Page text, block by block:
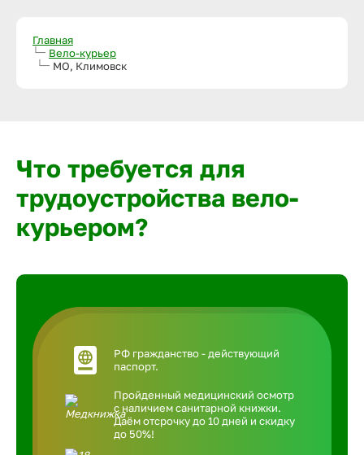
Главная
Вело-курьер
МО, Климовск
Что требуется для
трудоустройства вело-
курьером?
РФ гражданство - действующий
паспорт.
Пройденный медицинский осмотр
с наличием санитарной книжки.
Даём отсрочку до 10 дней и скидку
до 50%!